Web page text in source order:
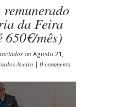
da Feira
650€/mês)
on Agosto 21,
Aveiro 0 comments